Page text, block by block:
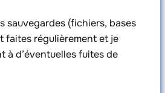
sauvegardes (fichiers, bases
faites régulièrement et je
à d’éventuelles fuites de